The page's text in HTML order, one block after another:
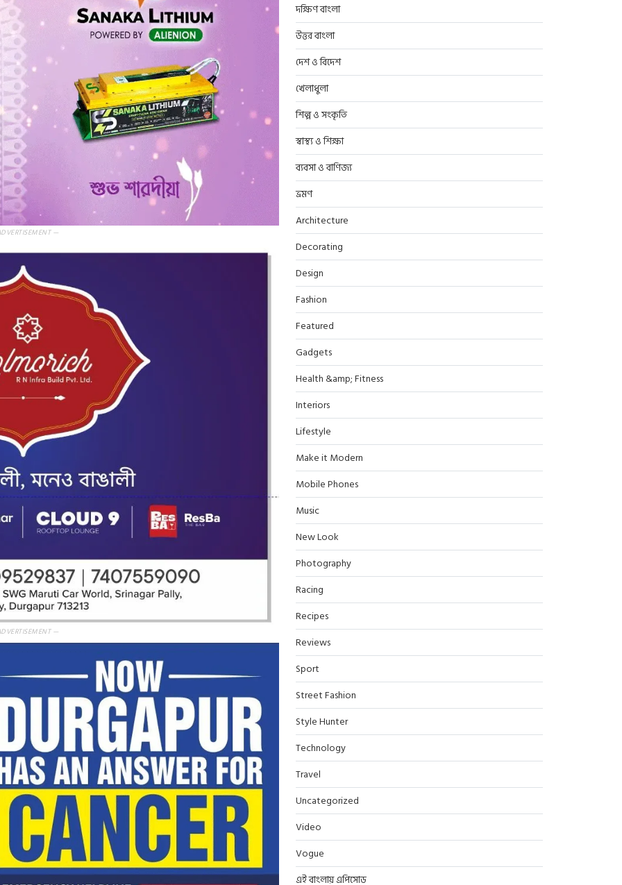
—
—
দক্ষিণ বাংলা
উত্তর বাংলা
দেশ ও বিদেশ
খেলাধুলা
শিল্প ও সংকৃতি
স্বাস্থ্য ও শিক্ষা
ব্যবসা ও বাণিজ্য
ভ্রমণ
Architecture
Decorating
Design
Fashion
Featured
Gadgets
Health &amp; Fitness
Interiors
Lifestyle
Make it Modern
Mobile Phones
Music
New Look
Photography
Racing
Recipes
Reviews
Sport
Street Fashion
Style Hunter
Technology
Travel
Uncategorized
Video
Vogue
এই বাংলায় এপিসোড